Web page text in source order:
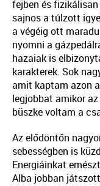
fejben és
sajnos a túlzott
a végéig ott
nyomni a
hazaiak is
karakterek. Sok
amit kaptam azon
legjobbat amikor
büszke voltam a
Az elődöntőn
sebességben is
Energiáinkat
Alba jobban